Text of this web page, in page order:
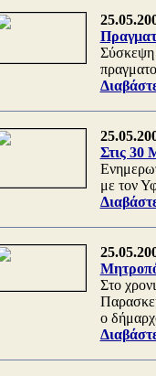
Σύσκεψη
Στις 30
με τον
Στο
ο